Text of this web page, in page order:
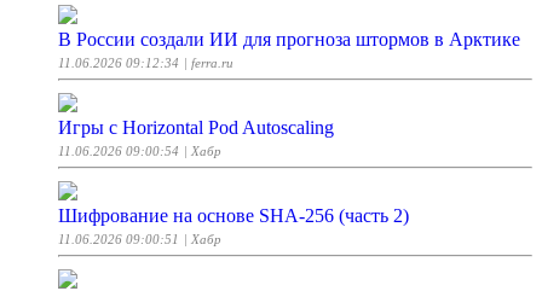
В России создали ИИ для прогноза штормов в Арктике
11.06.2026 09:12:34 | ferra.ru
Игры с Horizontal Pod Autoscaling
11.06.2026 09:00:54 | Хабр
Шифрование на основе SHA-256 (часть 2)
11.06.2026 09:00:51 | Хабр